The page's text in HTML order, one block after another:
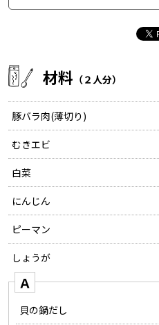
材料 （２人分）
豚バラ肉(薄切り)
むきエビ
白菜
にんじん
ピーマン
しょうが
Ａ
貝の鍋だし